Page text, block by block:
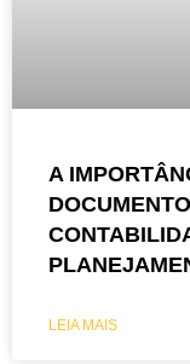
A
LEIA MAIS